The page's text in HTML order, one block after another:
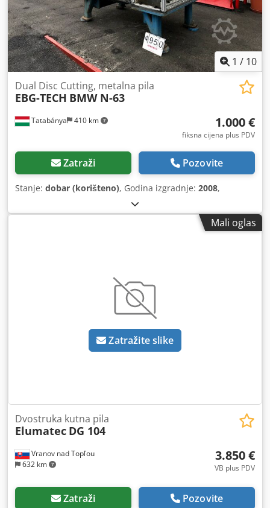
1 / 10
Tatabánya 410 km
Dual Disc Cutting, metalna pila
EBG-TECH BMW N-63
1.000 €
fiksna cijena plus PDV
Zatraži Pozovite
Stanje: dobar (korišteno), Godina izgradnje: 2008,
Mali oglas
Zatražite slike
Vranov nad Topľou
632 km
Dvostruka kutna pila
Elumatec DG 104
3.850 €
VB plus PDV
Zatraži Pozovite